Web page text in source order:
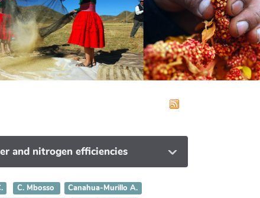
and nitrogen efficiencies
C. Mbosso
Canahua-Murillo A.